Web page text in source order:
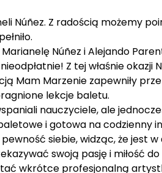
Z radością możemy
Núñez i Alejando
Z tej właśnie
Mam Marzenie zapewniły
lekcje baletu.
nauczyciele, ale
i gotowa na codzienny
siebie, widząc, że jest
swoją pasję i miłość
wkrótce profesjonalną